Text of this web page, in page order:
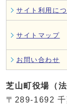
サイト利用に
サイトマップ
お問い合わせ
芝山町役場（
〒289-1692 千